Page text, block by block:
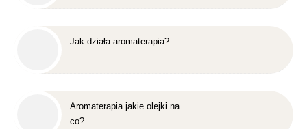
Jak działa aromaterapia?
Aromaterapia jakie olejki na
co?